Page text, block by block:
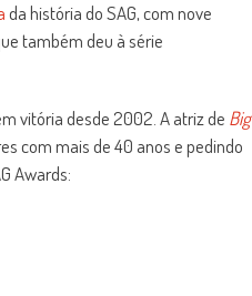
da história do SAG, com nove
também deu à série
vitória desde 2002. A atriz de Big
com mais de 40 anos e pedindo
Awards: